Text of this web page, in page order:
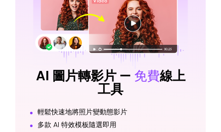
AI 圖片轉影片 — 免費線上
工具
輕鬆快速地將照片變動態影片
多款 AI 特效模板隨選即用